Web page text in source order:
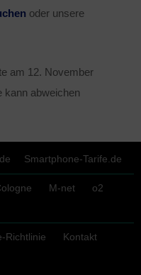
oder unsere
am 12. November
kann abweichen
Smartphone-Tarife.de
M-net
o2
Richtlinie
Kontakt